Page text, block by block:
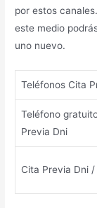
por estos
este medio
uno nuevo.
Teléfonos Cita
Teléfono
Previa Dni
Cita Previa Dni